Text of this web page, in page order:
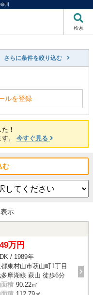
川
検索
さらに条件を絞り込む
ルを登録
！
。 今すぐ見る
む
示
万円
/ 1989年
東村山市萩山町1丁目
摩湖線 萩山 徒歩6分
積 90.22㎡